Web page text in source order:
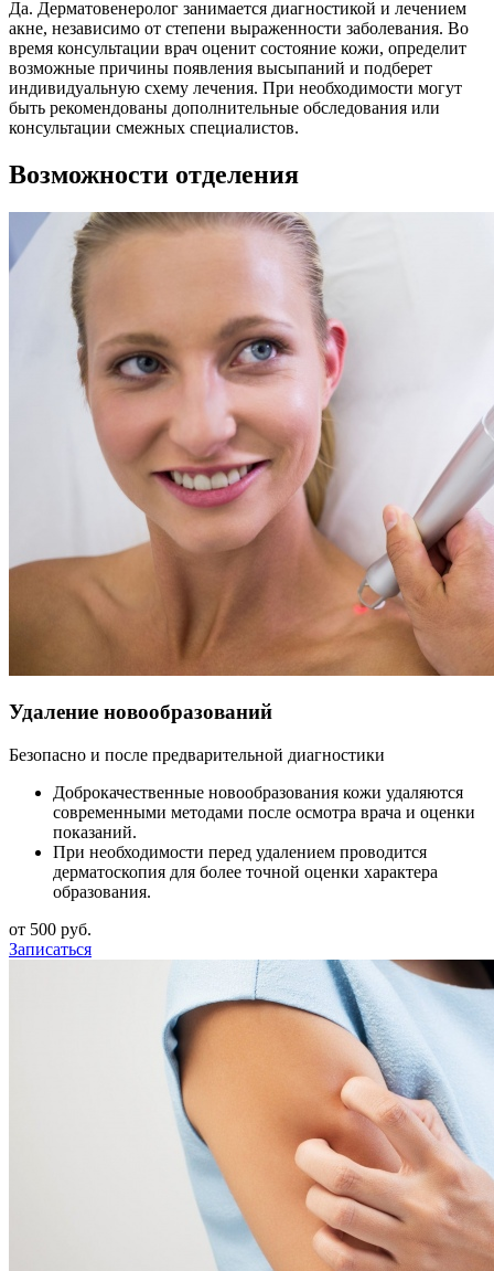
Да. Дерматовенеролог занимается диагностикой и лечением
акне, независимо от степени выраженности заболевания. Во
время консультации врач оценит состояние кожи, определит
возможные причины появления высыпаний и подберет
индивидуальную схему лечения. При необходимости могут
быть рекомендованы дополнительные обследования или
консультации смежных специалистов.
Возможности отделения
Удаление новообразований
Безопасно и после предварительной диагностики
Доброкачественные новообразования кожи удаляются
современными методами после осмотра врача и оценки
показаний.
При необходимости перед удалением проводится
дерматоскопия для более точной оценки характера
образования.
от 500 руб.
Записаться